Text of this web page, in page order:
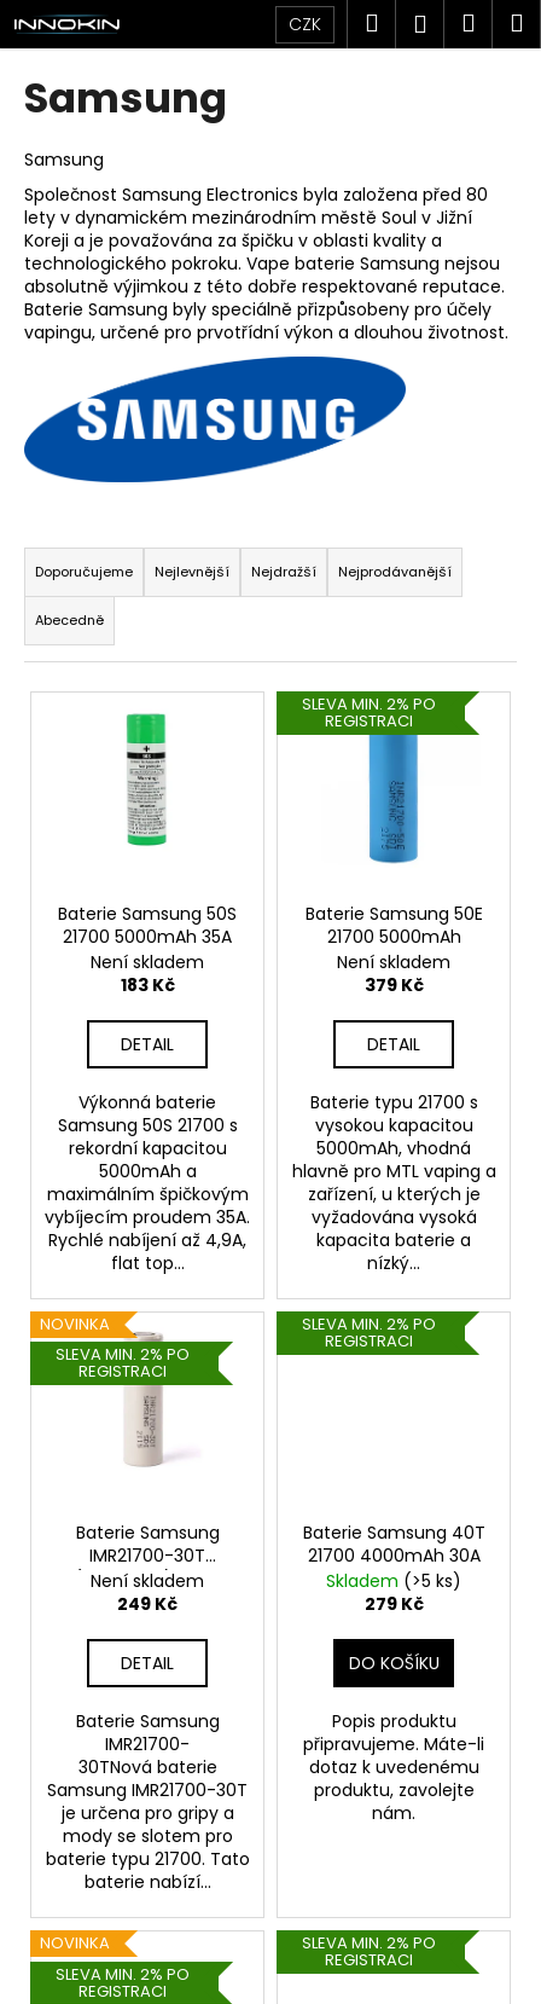
Přejít
na
obsah
CZK Hledat
Samsung
Samsung
Společnost Samsung Electronics byla založena před 80
lety v dynamickém mezinárodním městě Soul v Jižní
Koreji a je považována za špičku v oblasti kvality a
technologického pokroku. Vape baterie Samsung nejsou
absolutně výjimkou z této dobře respektované reputace.
Baterie Samsung byly speciálně přizpůsobeny pro účely
vapingu, určené pro prvotřídní výkon a dlouhou životnost.
Ř
a
z
e
n
í
Doporučujeme Nejlevnější Nejdražší Nejprodávanější
Abecedně
V
Baterie Samsung 50S
21700 5000mAh 35A
Není skladem
183 Kč
DETAIL
Výkonná baterie
Samsung 50S 21700 s
rekordní kapacitou
5000mAh a
maximálním špičkovým
vybíjecím proudem 35A.
Rychlé nabíjení až 4,9A,
flat top...
SLEVA MIN. 2% PO
REGISTRACI
Baterie Samsung 50E
21700 5000mAh
Není skladem
379 Kč
DETAIL
Baterie typu 21700 s
vysokou kapacitou
5000mAh, vhodná
hlavně pro MTL vaping a
zařízení, u kterých je
vyžadována vysoká
kapacita baterie a
nízký...
NOVINKA
SLEVA MIN. 2% PO
REGISTRACI
Baterie Samsung
IMR21700-30T
(3000mAh) - 35A
Není skladem
249 Kč
DETAIL
Baterie Samsung
IMR21700-
30TNová baterie
Samsung IMR21700-30T
je určena pro gripy a
mody se slotem pro
baterie typu 21700. Tato
baterie nabízí...
SLEVA MIN. 2% PO
REGISTRACI
Baterie Samsung 40T
21700 4000mAh 30A
Skladem (>5 ks)
279 Kč
DO KOŠÍKU
Popis produktu
připravujeme. Máte-li
dotaz k uvedenému
produktu, zavolejte
nám.
NOVINKA
SLEVA MIN. 2% PO
REGISTRACI
SLEVA MIN. 2% PO
REGISTRACI
K
o
o
p
o
t
ř
e
b
e
t
n
a
j
í
t
?
m
BAR
600
-
MANGEM)